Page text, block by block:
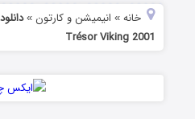
خانه » انیمیشن و کارتون »
Trésor Viking 2001